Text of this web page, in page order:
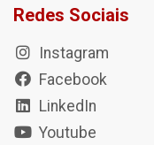
Redes Sociais
Instagram
Facebook
LinkedIn
Youtube